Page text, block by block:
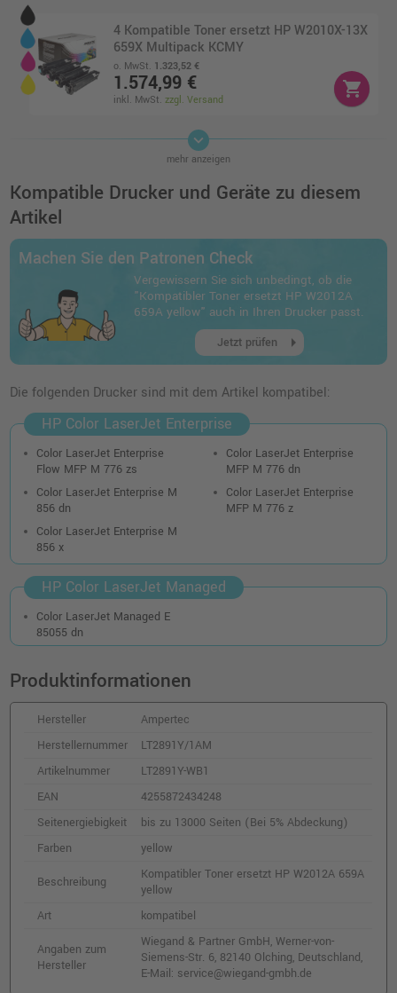
4 Kompatible Toner ersetzt HP W2010X-13X
659X Multipack KCMY
o. MwSt. 1.323,52 €
1.574,99 €
inkl. MwSt.zzgl. Versand
shopping_cart
Kompatibler Toner ersetzt HP W2013X 659X
o. MwSt.
505,99 €
Kompatibler Toner ersetzt HP W2011X 659X
cyan
o. MwSt. 421,84 €
501,99 €
inkl. MwSt. zzgl. Versand
Kompatibler Toner ersetzt HP W2010X 659X
o. MwSt.193,27 €
229,99 €
inkl. MwSt. zzgl. Versand
shopping_cart
Kompatibler Toner ersetzt HP W2013A 659A
magenta
349,99 €
inkl. MwSt.zzgl. Versand
shopping_cart
Kompatibler Toner ersetzt HP W2010A 659A
schwarz
147,99 €
Kompatibler Toner ersetzt HP W2012X 659X
yellow
510,99 €
inkl. MwSt.zzgl. Versand
Kompatibler Toner ersetzt HP W2011A 659A
cyan
332,99 €
inkl. MwSt.zzgl. Versand
keyboard_arrow_down
mehr anzeigen
Kompatible Drucker und Geräte zu diesem
Artikel
Machen Sie den Patronen Check
Vergewissern Sie sich unbedingt, ob die
"Kompatibler Toner ersetzt HP W2012A
659A yellow" auch in Ihren Drucker passt.
Jetzt prüfen arrow_right
Die folgenden Drucker sind mit dem Artikel kompatibel:
HP Color LaserJet Enterprise
Color LaserJet Enterprise
Flow MFP M 776 zs
Color LaserJet Enterprise M
856 dn
Color LaserJet Enterprise M
856 x
Color LaserJet Enterprise
MFP M 776 dn
Color LaserJet Enterprise
MFP M 776 z
HP Color LaserJet Managed
Color LaserJet Managed E
85055 dn
Produktinformationen
Hersteller
Ampertec
Herstellernummer
LT2891Y/1AM
Artikelnummer
LT2891Y-WB1
EAN
4255872434248
Seitenergiebigkeit
bis zu 13000 Seiten (Bei 5% Abdeckung)
Farben
yellow
Beschreibung
Kompatibler Toner ersetzt HP W2012A 659A
yellow
Art
kompatibel
Angaben zum
Hersteller
Wiegand & Partner GmbH, Werner-von-
Siemens-Str. 6, 82140 Olching, Deutschland,
E-Mail: service@wiegand-gmbh.de